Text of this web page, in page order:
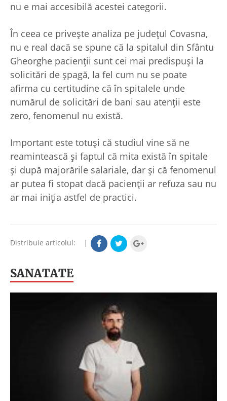
nu e mai accesibilă acestei categorii.
În ceea ce privește analiza pe județul Covasna,
nu e real dacă se spune că la spitalul din Sfântu
Gheorghe pacienții sunt cei mai predispuși la
solicitări de șpagă, la fel cum nu se poate
afirma cu certitudine că în spitalele unde
numărul de solicitări de bani sau atenții este
zero, fenomenul nu există.
Important este totuși că studiul vine să ne
reamintească și faptul că mita există în spitale
și după majorările salariale, dar și că fenomenul
ar putea fi stopat dacă pacienții ar refuza sau nu
ar mai iniția astfel de practici.
Distribuie articolul: |
SANATATE